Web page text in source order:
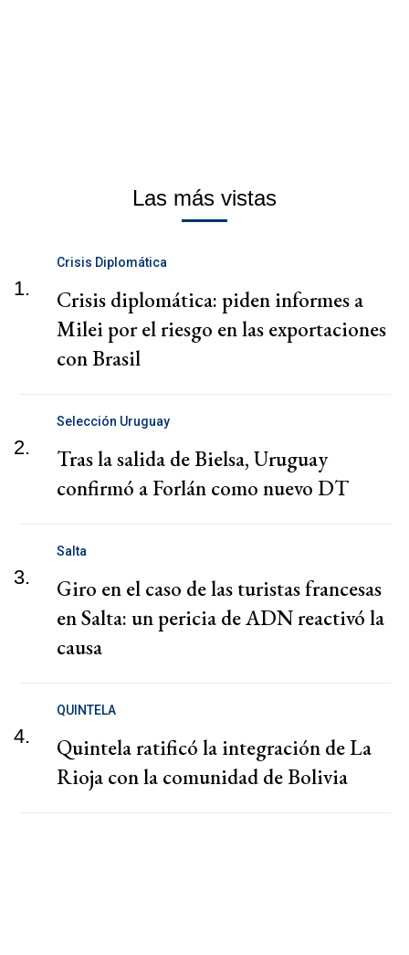
Las más vistas
1.
Crisis Diplomática
Crisis diplomática: piden informes a
Milei por el riesgo en las exportaciones
con Brasil
2.
Selección Uruguay
Tras la salida de Bielsa, Uruguay
confirmó a Forlán como nuevo DT
3.
Salta
Giro en el caso de las turistas francesas
en Salta: un pericia de ADN reactivó la
causa
4.
QUINTELA
Quintela ratificó la integración de La
Rioja con la comunidad de Bolivia